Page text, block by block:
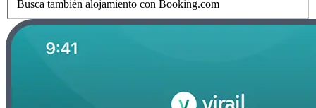
Busca también alojamiento con Booking.com